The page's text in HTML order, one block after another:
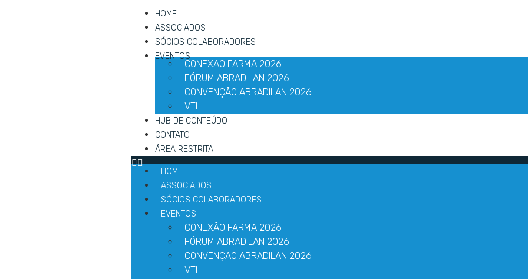
HOME
ASSOCIADOS
SÓCIOS COLABORADORES
EVENTOS
CONEXÃO FARMA 2026
FÓRUM ABRADILAN 2026
CONVENÇÃO ABRADILAN 2026
VTI
HUB DE CONTEÚDO
CONTATO
ÁREA RESTRITA
HOME
ASSOCIADOS
SÓCIOS COLABORADORES
EVENTOS
CONEXÃO FARMA 2026
FÓRUM ABRADILAN 2026
CONVENÇÃO ABRADILAN 2026
VTI